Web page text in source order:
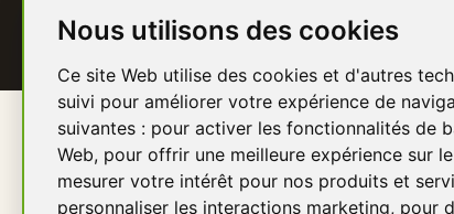
Nous utilisons des cookies
Ce site Web utilise des cookies et d'autres
suivi pour améliorer votre expérience de
suivantes : pour activer les fonctionnalités de
Web, pour offrir une meilleure expérience sur
mesurer votre intérêt pour nos produits et
personnaliser les interactions marketing, pour